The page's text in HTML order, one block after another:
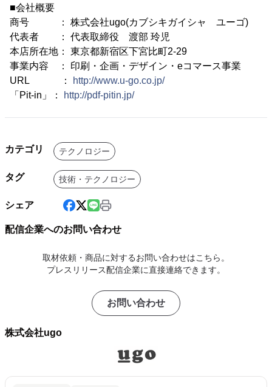
■会社概要
商号 ： 株式会社ugo(カブシキガイシャ ユーゴ)
代表者 ： 代表取締役 渡部 玲児
本店所在地： 東京都新宿区下宮比町2-29
事業内容 ： 印刷・企画・デザイン・eコマース事業
URL ：
http://www.u-go.co.jp/
「Pit-in」：
http://pdf-pitin.jp/
カテゴリ テクノロジー
タグ 技術・テクノロジー
シェア
配信企業へのお問い合わせ
取材依頼・商品に対するお問い合わせはこちら。
プレスリリース配信企業に直接連絡できます。
お問い合わせ
株式会社ugo